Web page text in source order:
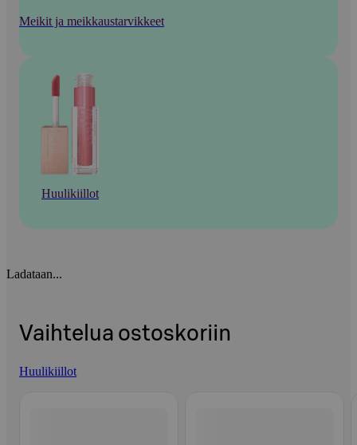
Meikit ja meikkaustarvikkeet
Huulikiillot
Ladataan...
Vaihtelua ostoskoriin
Huulikiillot